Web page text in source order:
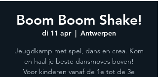
Boom Boom Shake!
di 11 apr
  |
Antwerpen
Jeugdkamp met spel, dans en crea. Kom
en haal je beste dansmoves boven!
Voor kinderen vanaf de 1e tot de 3e